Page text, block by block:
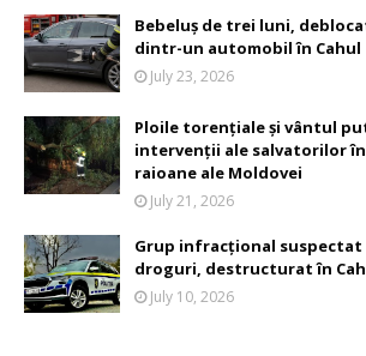
Bebeluș de trei luni,
dintr-un automobil în Cahul
July 23, 2026
Ploile torențiale și vântul
intervenții ale salvatorilor
raioane ale Moldovei
July 21, 2026
Grup infracțional suspectat
droguri, destructurat în
July 10, 2026